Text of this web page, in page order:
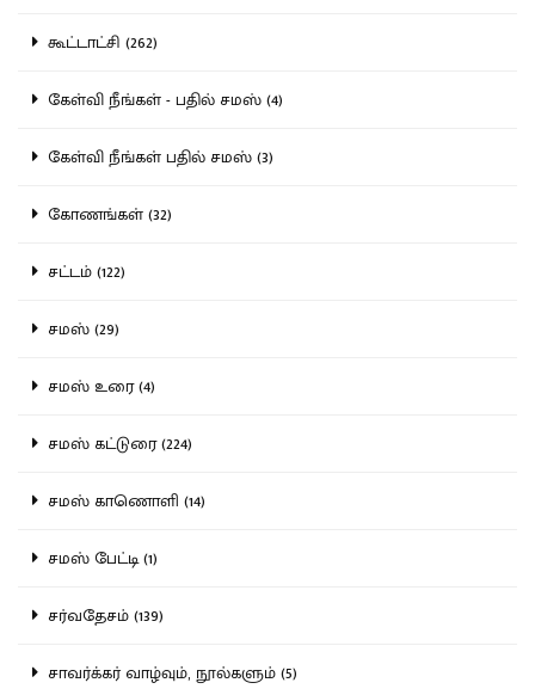
கூட்டாட்சி (262)
கேள்வி நீங்கள் - பதில் சமஸ் (4)
கேள்வி நீங்கள் பதில் சமஸ் (3)
கோணங்கள் (32)
சட்டம் (122)
சமஸ் (29)
சமஸ் உரை (4)
சமஸ் கட்டுரை (224)
சமஸ் காணொளி (14)
சமஸ் பேட்டி (1)
சர்வதேசம் (139)
சாவர்க்கர் வாழ்வும், நூல்களும் (5)